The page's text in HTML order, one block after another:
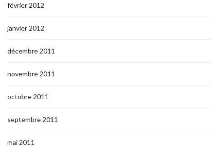
février 2012
janvier 2012
décembre 2011
novembre 2011
octobre 2011
septembre 2011
mai 2011